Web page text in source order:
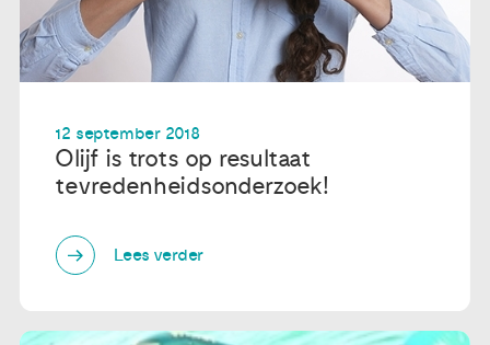
12 september 2018
Olijf is trots op resultaat
tevredenheidsonderzoek!
Lees verder